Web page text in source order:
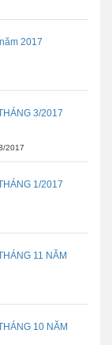
2017
3/2017
2017
1/2017
11 NĂM
10 NĂM